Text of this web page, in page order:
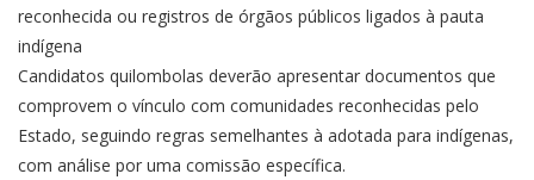
reconhecida ou registros de órgãos públicos ligados à pauta
indígena
Candidatos quilombolas deverão apresentar documentos que
comprovem o vínculo com comunidades reconhecidas pelo
Estado, seguindo regras semelhantes à adotada para indígenas,
com análise por uma comissão específica.